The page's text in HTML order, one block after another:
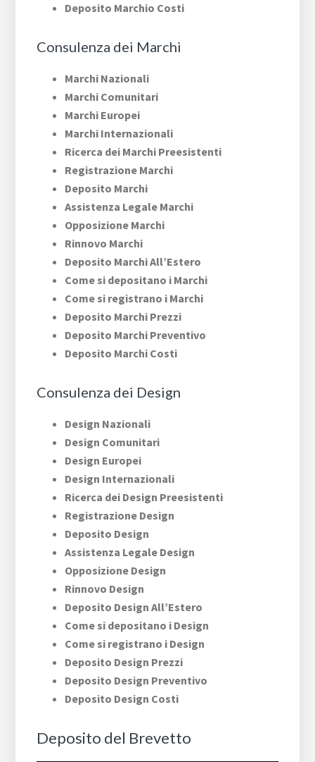
Deposito Marchio Costi
Consulenza dei Marchi
Marchi Nazionali
Marchi Comunitari
Marchi Europei
Marchi Internazionali
Ricerca dei Marchi Preesistenti
Registrazione Marchi
Deposito Marchi
Assistenza Legale Marchi
Opposizione Marchi
Rinnovo Marchi
Deposito Marchi All’Estero
Come si depositano i Marchi
Come si registrano i Marchi
Deposito Marchi Prezzi
Deposito Marchi Preventivo
Deposito Marchi Costi
Consulenza dei Design
Design Nazionali
Design Comunitari
Design Europei
Design Internazionali
Ricerca dei Design Preesistenti
Registrazione Design
Deposito Design
Assistenza Legale Design
Opposizione Design
Rinnovo Design
Deposito Design All’Estero
Come si depositano i Design
Come si registrano i Design
Deposito Design Prezzi
Deposito Design Preventivo
Deposito Design Costi
Deposito del Brevetto